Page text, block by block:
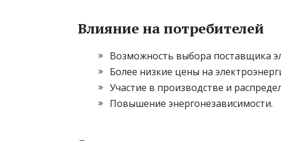
Влияние на потребителей
Возможность выбора поставщика
Более низкие цены на
Участие в производстве и
Повышение энергонезависимости.